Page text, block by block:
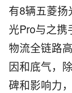
有8辆五菱
光Pro与之
物流全链路
因和底气，
碑和影响力